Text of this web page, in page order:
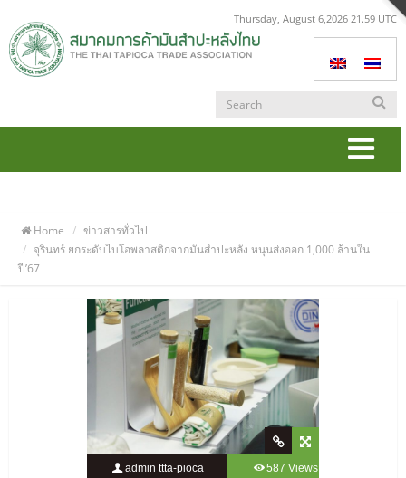
Thursday, August 6,2026 21.59 UTC
Home
ข่าวสารทั่วไป
จุรินทร์ ยกระดับไบโอพลาสติกจากมันสำปะหลัง หนุนส่งออก 1,000 ล้านใน
ปี’67
admin ttta-pioca 587 Views